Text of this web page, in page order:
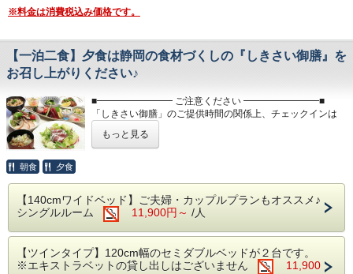
※ラストオーダー／21:30
■朝食■
ご宿泊者様の朝食は無料サービスです
※午前6:00～9:00の間にお召しあがりくださ
い
■無料駐車場■
絡くださいませ
（7/1～9/15及び12/28～1/3は繁忙期のため大
型車両の駐車はできません）
※下記の時間は、機械点検及び風呂清掃の為ご入浴できませ
・午前2:00～6:00
・午前9:00～10:00
※夜間の安全の為、※サウナは24:00、露天風呂は25:00で
閉鎖いたします
■レストラン■
ご当地グルメの「富士宮やきそば」や和洋中のバリエーショ
ン豊富なお料理やおつまみやスイーツをご賞味ください
自社製造のクラフトビールや富士宮の地酒等も好評です
ご宿泊者様の朝食は無料サービスです
※午前6:00～9:00の間にお召しあがりください
■無料駐車場■
ます。
※料金は消費税込み価格です。
【一泊二食】夕食は静岡の食材づくしの『しきさい御膳』を
お召し上がりください♪
■━━━━━━━━ ご注意ください ━━━━━━━━■
「しきさい御膳」のご提供時間の関係上、チェックインは
チェックイン時間が20:00以降の場合は、お食事のご提供が
出来なくなります
■夕食について■
静岡の食材づくしの新夕食メニュー『しきさい御膳』の登場
※営業時間の都合上、20:00までにレストランにお越しくだ
さい
※お客様のご都合により夕食をお召しあがりいただけなかっ
もっと見る
朝食 夕食
【140cmワイドベッド】ご夫婦・カップルプランもオススメ♪
シングルルーム
11,900円～ /人
【ツインタイプ】120cm幅のセミダブルベッドが２台です。
※エキストラベットの貸し出しはございません
11,900